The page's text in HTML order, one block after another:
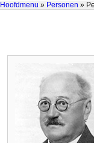
Hoofdmenu » Personen »